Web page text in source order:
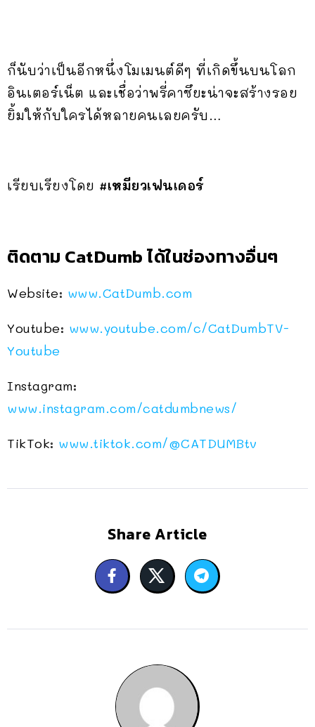
ก็นับว่าเป็นอีกหนึ่งโมเมนต์ดีๆ ที่เกิดขึ้นบนโลก
อินเตอร์เน็ต และเชื่อว่าพรี่คาซึยะน่าจะสร้างรอย
ยิ้มให้กับใครได้หลายคนเลยครับ…
เรียบเรียงโดย #เหมียวเฟนเดอร์
ติดตาม CatDumb ได้ในช่องทางอื่นๆ
Website: www.CatDumb.com
Youtube: www.youtube.com/c/CatDumbTV-
Youtube
Instagram:
www.instagram.com/catdumbnews/
TikTok: www.tiktok.com/@CATDUMBtv
Share Article